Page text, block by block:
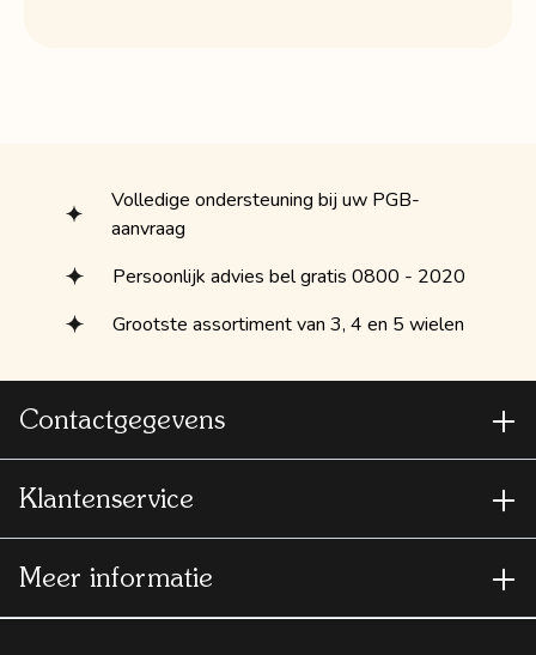
Volledige ondersteuning bij uw PGB-
aanvraag
Persoonlijk advies bel gratis 0800 - 2020
Grootste assortiment van 3, 4 en 5 wielen
Contactgegevens
Klantenservice
Meer informatie